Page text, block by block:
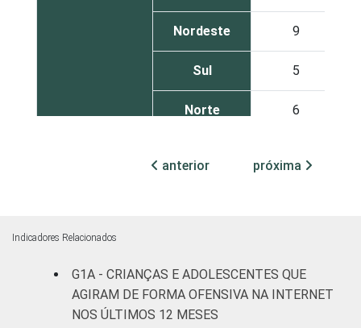
Nordeste 9
Sul 5
Norte 6
Oeste
6
ADOLESCENTE
ESCOLARIDADE
Até
anterior próxima
Indicadores Relacionados
G1A - CRIANÇAS E ADOLESCENTES QUE
AGIRAM DE FORMA OFENSIVA NA INTERNET
NOS ÚLTIMOS 12 MESES